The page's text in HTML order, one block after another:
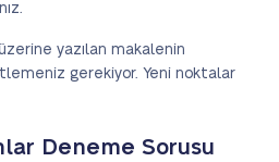
yazılan makalenin
gerekiyor. Yeni noktalar
Deneme Sorusu